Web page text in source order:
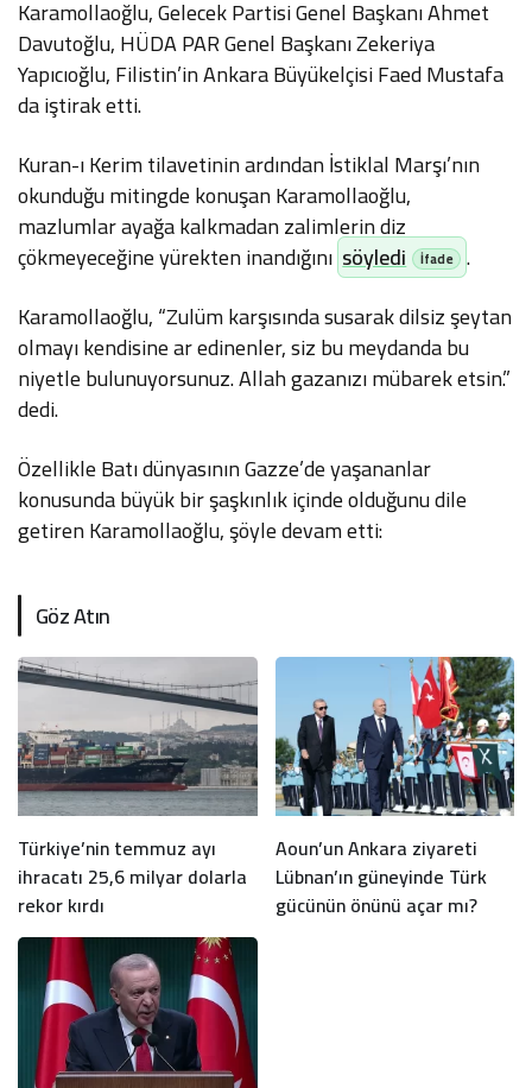
Karamollaoğlu, Gelecek Partisi Genel Başkanı Ahmet
Davutoğlu, HÜDA PAR Genel Başkanı Zekeriya
Yapıcıoğlu, Filistin’in Ankara Büyükelçisi Faed Mustafa
da iştirak etti.
Kuran-ı Kerim tilavetinin ardından İstiklal Marşı’nın
okunduğu mitingde konuşan Karamollaoğlu,
mazlumlar ayağa kalkmadan zalimlerin diz
çökmeyeceğine yürekten inandığını söyledi
.
Karamollaoğlu, “Zulüm karşısında susarak dilsiz şeytan
olmayı kendisine ar edinenler, siz bu meydanda bu
niyetle bulunuyorsunuz. Allah gazanızı mübarek etsin.”
dedi.
Özellikle Batı dünyasının Gazze’de yaşananlar
konusunda büyük bir şaşkınlık içinde olduğunu dile
getiren Karamollaoğlu, şöyle devam etti:
Göz Atın
Türkiye’nin temmuz ayı
ihracatı 25,6 milyar dolarla
rekor kırdı
Aoun’un Ankara ziyareti
Lübnan’ın güneyinde Türk
gücünün önünü açar mı?